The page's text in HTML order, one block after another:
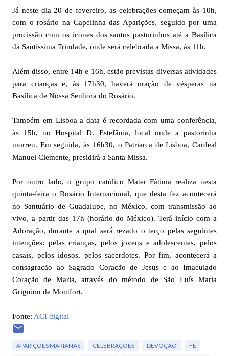
Já neste dia 20 de fevereiro, as celebrações começam às 10h,
com o rosário na Capelinha das Aparições, seguido por uma
procissão com os ícones dos santos pastorinhos até a Basílica
da Santíssima Trindade, onde será celebrada a Missa, às 11h.
Além disso, entre 14h e 16h, estão previstas diversas atividades
para crianças e, às 17h30, haverá oração de vésperas na
Basílica de Nossa Senhora do Rosário.
Também em Lisboa a data é recordada com uma conferência,
às 15h, no Hospital D. Estefânia, local onde a pastorinha
morreu. Em seguida, às 16h30, o Patriarca de Lisboa, Cardeal
Manuel Clemente, presidirá a Santa Missa.
Por outro lado, o grupo católico Mater Fátima realiza nesta
quinta-feira o Rosário Internacional, que desta fez acontecerá
no Santuário de Guadalupe, no México, com transmissão ao
vivo, a partir das 17h (horário do México). Terá início com a
Adoração, durante a qual será rezado o terço pelas seguintes
intenções: pelas crianças, pelos jovens e adolescentes, pelos
casais, pelos idosos, pelos sacerdotes. Por fim, acontecerá a
consagração ao Sagrado Coração de Jesus e ao Imaculado
Coração de Maria, através do método de São Luís Maria
Grignion de Montfort.
Fonte: ACI digital
APARIÇÕES MARIANAS CELEBRAÇÕES DEVOÇÃO FÉ